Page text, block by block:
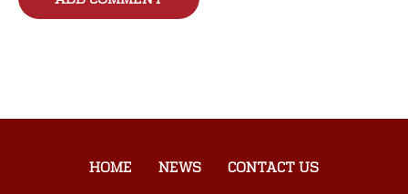
HOME NEWS CONTACT US